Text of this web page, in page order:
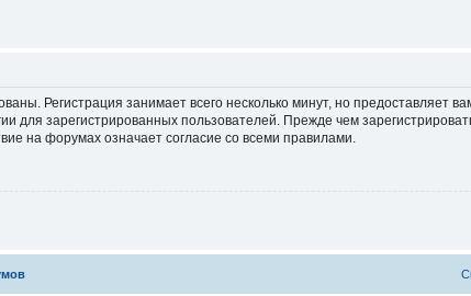
Регистрация занимает всего несколько минут, но предоставляет
для зарегистрированных пользователей. Прежде чем
на форумах означает согласие со всеми правилами.
С